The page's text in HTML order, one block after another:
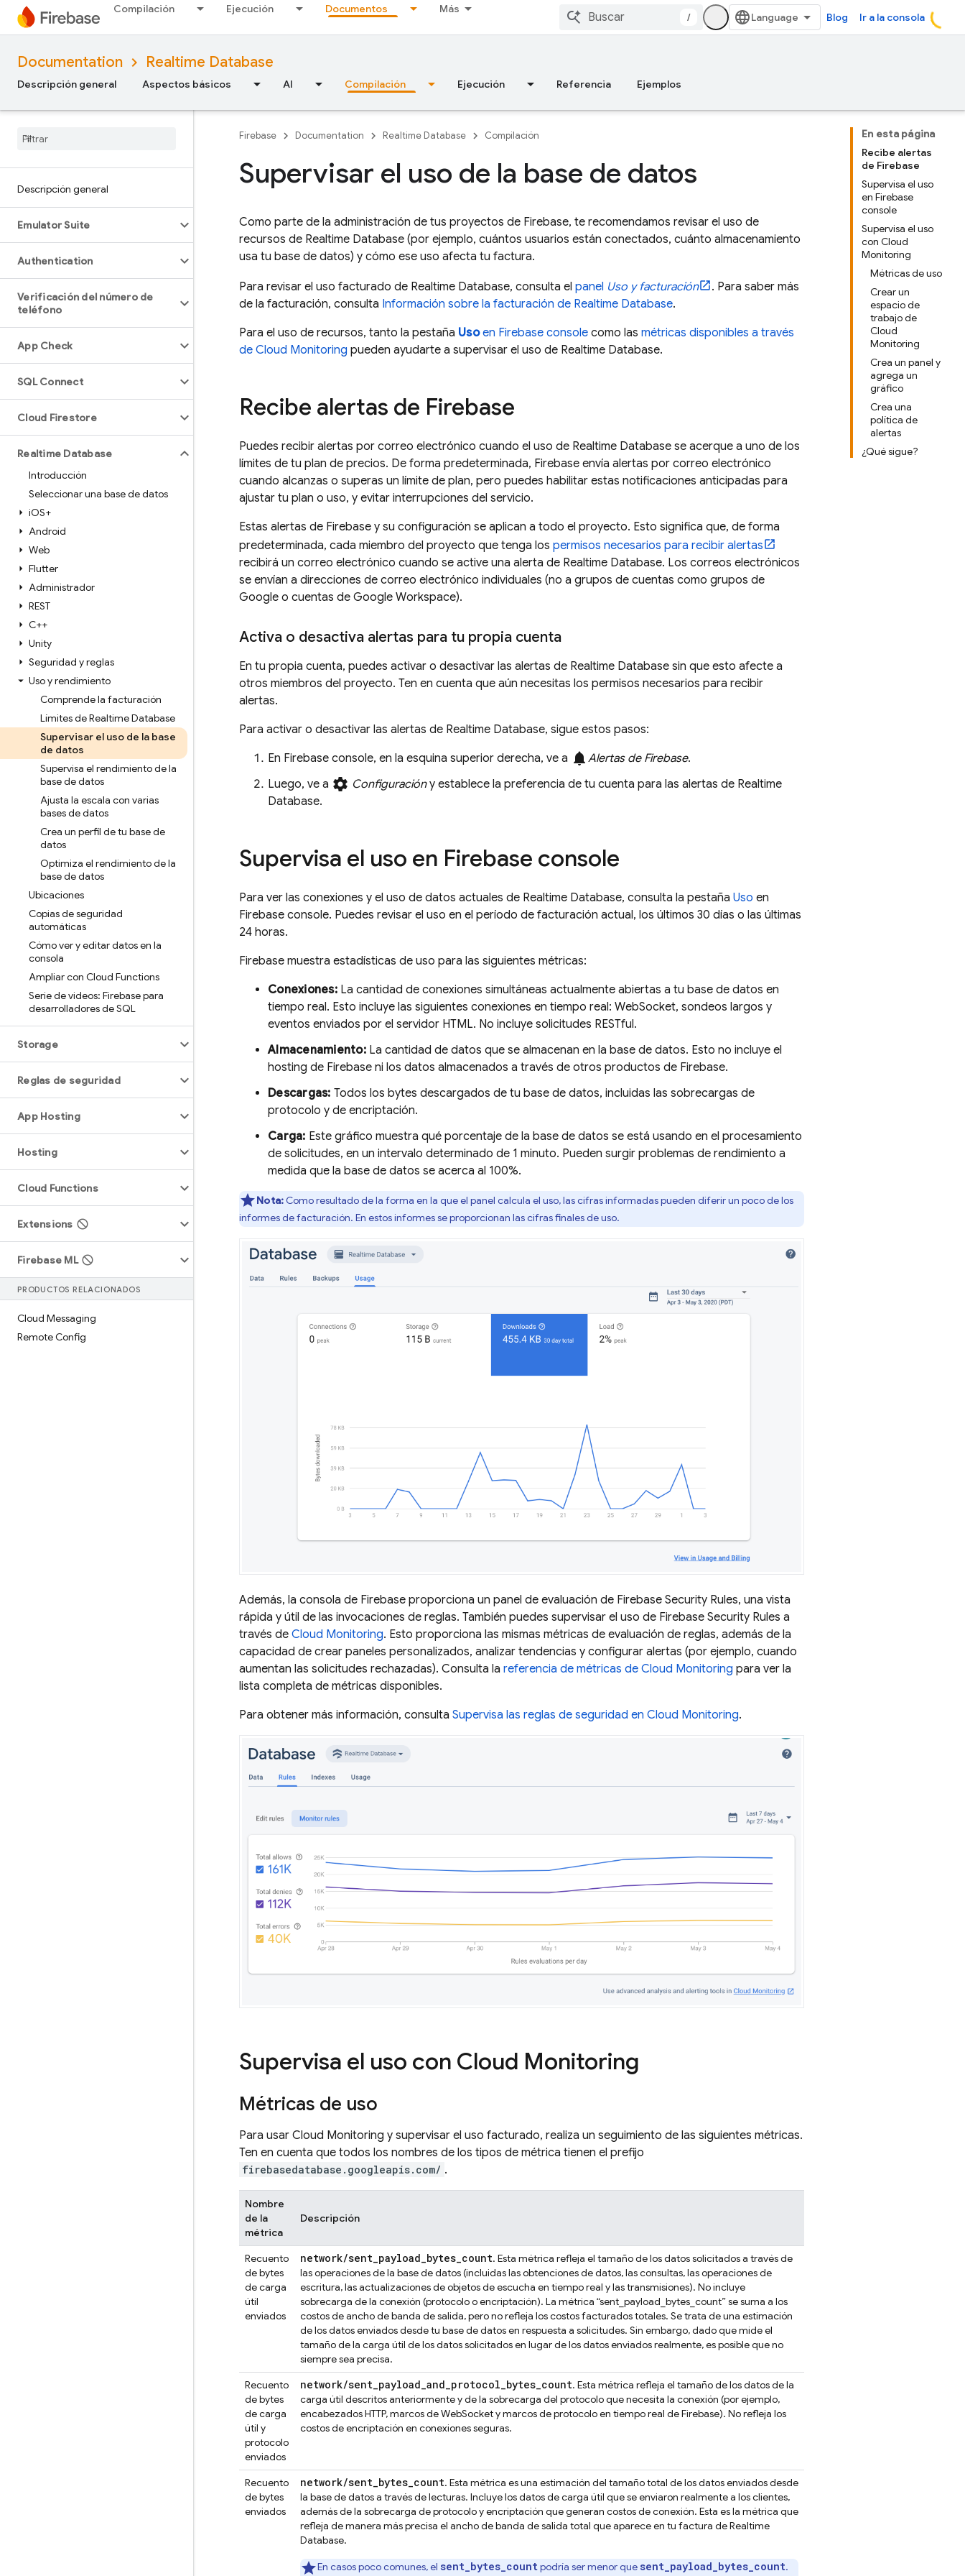
Compilación Ejecución Documentos Más
/ Blog Ir a la consola
Documentation Realtime Database
Descripción general Aspectos básicos AI Compilación Ejecución Referencia Ejemplos
Descripción general
Emulator Suite
Authentication
Verificación del número de
teléfono
App Check
SQL Connect
Cloud Firestore
Realtime Database
Introducción
Seleccionar una base de datos
iOS+
Android
Web
Flutter
Administrador
REST
C++
Unity
Seguridad y reglas
Uso y rendimiento
Comprende la facturación
Límites de Realtime Database
Supervisar el uso de la base
de datos
Supervisa el rendimiento de la
base de datos
Ajusta la escala con varias
bases de datos
Crea un perfil de tu base de
datos
Optimiza el rendimiento de la
base de datos
Ubicaciones
Copias de seguridad
automáticas
Cómo ver y editar datos en la
consola
Ampliar con Cloud Functions
Serie de videos: Firebase para
desarrolladores de SQL
Storage
Reglas de seguridad
App Hosting
Hosting
Cloud Functions
Extensions
Firebase ML
PRODUCTOS RELACIONADOS
Cloud Messaging
Remote Config
En esta página
Recibe alertas
de Firebase
Supervisa el uso
en Firebase
console
Supervisa el uso
con Cloud
Monitoring
Métricas de uso
Crear un
espacio de
trabajo de
Cloud
Monitoring
Crea un panel y
agrega un
gráfico
Crea una
política de
alertas
¿Qué sigue?
Firebase Documentation Realtime Database Compilación
Supervisar el uso de la base de datos
Como parte de la administración de tus proyectos de Firebase, te recomendamos revisar el uso de
recursos de Realtime Database (por ejemplo, cuántos usuarios están conectados, cuánto almacenamiento
usa tu base de datos) y cómo ese uso afecta tu factura.
Para revisar el uso facturado de Realtime Database, consulta el panel Uso y facturación
. Para saber más
de la facturación, consulta Información sobre la facturación de Realtime Database.
Para el uso de recursos, tanto la pestaña Usoen Firebaseconsolecomo las métricas disponibles a través
de Cloud Monitoring pueden ayudarte a supervisar el uso de Realtime Database.
Recibe alertas de Firebase
Puedes recibir alertas por correo electrónico cuando el uso de Realtime Database se acerque a uno de los
límites de tu plan de precios. De forma predeterminada, Firebase envía alertas por correo electrónico
cuando alcanzas o superas un límite de plan, pero puedes habilitar estas notificaciones anticipadas para
ajustar tu plan o uso, y evitar interrupciones del servicio.
Estas alertas de Firebase y su configuración se aplican a todo el proyecto. Esto significa que, de forma
predeterminada, cada miembro del proyecto que tenga los permisos necesarios para recibir alertas
recibirá un correo electrónico cuando se active una alerta de Realtime Database. Los correos electrónicos
se envían a direcciones de correo electrónico individuales (no a grupos de cuentas como grupos de
Google o cuentas de Google Workspace).
Activa o desactiva alertas para tu propia cuenta
En tu propia cuenta, puedes activar o desactivar las alertas de Realtime Database sin que esto afecte a
otros miembros del proyecto. Ten en cuenta que aún necesitas los permisos necesarios para recibir
alertas.
Para activar o desactivar las alertas de Realtime Database, sigue estos pasos:
En Firebase console, en la esquina superior derecha, ve a notifications Alertas de Firebase.
Luego, ve a settings Configuracióny establece la preferencia de tu cuenta para las alertas de Realtime
Database.
Supervisa el uso en Firebase console
Para ver las conexiones y el uso de datos actuales de Realtime Database, consulta la pestaña Uso en
Firebase console. Puedes revisar el uso en el período de facturación actual, los últimos 30 días o las últimas
24 horas.
Firebase muestra estadísticas de uso para las siguientes métricas:
Conexiones:La cantidad de conexiones simultáneas actualmente abiertas a tu base de datos en
tiempo real. Esto incluye las siguientes conexiones en tiempo real: WebSocket, sondeos largos y
eventos enviados por el servidor HTML. No incluye solicitudes RESTful.
Almacenamiento:La cantidad de datos que se almacenan en la base de datos. Esto no incluye el
hosting de Firebase ni los datos almacenados a través de otros productos de Firebase.
Descargas: Todos los bytes descargados de tu base de datos, incluidas las sobrecargas de
protocolo y de encriptación.
Carga: Este gráfico muestra qué porcentaje de la base de datos se está usando en el procesamiento
de solicitudes, en un intervalo determinado de 1 minuto. Pueden surgir problemas de rendimiento a
medida que la base de datos se acerca al 100%.
Nota: Como resultado de la forma en la que el panel calcula el uso, las cifras informadas pueden diferir un poco de los
informes de facturación. En estos informes se proporcionan las cifras finales de uso.
Además, la consola de Firebase proporciona un panel de evaluación de Firebase Security Rules, una vista
rápida y útil de las invocaciones de reglas. También puedes supervisar el uso de Firebase Security Rules a
través de Cloud Monitoring. Esto proporciona las mismas métricas de evaluación de reglas, además de la
capacidad de crear paneles personalizados, analizar tendencias y configurar alertas (por ejemplo, cuando
aumentan las solicitudes rechazadas). Consulta la referencia de métricas de Cloud Monitoring para ver la
lista completa de métricas disponibles.
Para obtener más información, consulta Supervisa las reglas de seguridad en Cloud Monitoring.
Supervisa el uso con Cloud Monitoring
Métricas de uso
Para usar Cloud Monitoring y supervisar el uso facturado, realiza un seguimiento de las siguientes métricas.
Ten en cuenta que todos los nombres de los tipos de métrica tienen el prefijo
firebasedatabase.googleapis.com/ .
Nombre
de la
métrica
Descripción
Recuento
de bytes
de carga
útil
enviados
network/sent_payload_bytes_count. Esta métrica refleja el tamaño de los datos solicitados a través de
las operaciones de la base de datos (incluidas las obtenciones de datos, las consultas, las operaciones de
escritura, las actualizaciones de objetos de escucha en tiempo real y las transmisiones). No incluye
sobrecarga de la conexión (protocolo o encriptación). La métrica “sent_payload_bytes_count” se suma a los
costos de ancho de banda de salida, pero no refleja los costos facturados totales. Se trata de una estimación
de los datos enviados desde tu base de datos en respuesta a solicitudes. Sin embargo, dado que mide el
tamaño de la carga útil de los datos solicitados en lugar de los datos enviados realmente, es posible que no
siempre sea precisa.
Recuento
de bytes
de carga
útil y
protocolo
enviados
network/sent_payload_and_protocol_bytes_count. Esta métrica refleja el tamaño de los datos de la
carga útil descritos anteriormente y de la sobrecarga del protocolo que necesita la conexión (por ejemplo,
encabezados HTTP, marcos de WebSocket y marcos de protocolo en tiempo real de Firebase). No refleja los
costos de encriptación en conexiones seguras.
Recuento
de bytes
enviados
network/sent bytes count. Esta métrica es una estimación del tamaño total de los datos enviados desde
la base de datos a través de lecturas. Incluye los datos de carga útil que se enviaron realmente a los clientes,
además de la sobrecarga de protocolo y encriptación que generan costos de conexión. Esta es la métrica que
refleja de manera más precisa el ancho de banda de salida total que aparece en tu factura deRealtime
Database.
En casos poco comunes, el sent_bytes_countpodría ser menor que sent_payload_bytes_count.